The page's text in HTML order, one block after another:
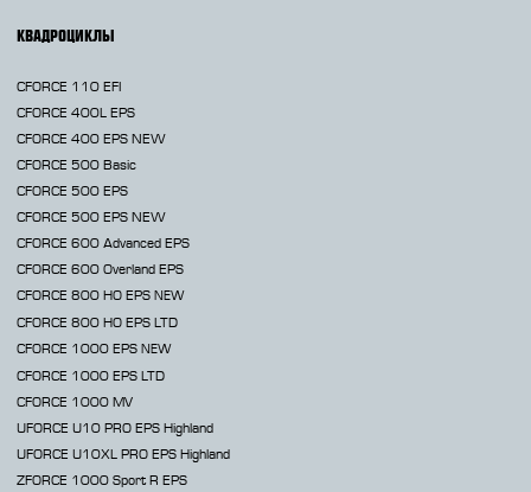
КВАДРОЦИКЛЫ
CFORCE 110 EFI
CFORCE 400L EPS
CFORCE 400 EPS NEW
CFORCE 500 Basic
CFORCE 500 EPS
CFORCE 500 EPS NEW
CFORCE 600 Advanced EPS
CFORCE 600 Overland EPS
CFORCE 800 HO EPS NEW
CFORCE 800 HO EPS LTD
CFORCE 1000 EPS NEW
CFORCE 1000 EPS LTD
CFORCE 1000 MV
UFORCE U10 PRO EPS Highland
UFORCE U10XL PRO EPS Highland
ZFORCE 1000 Sport R EPS